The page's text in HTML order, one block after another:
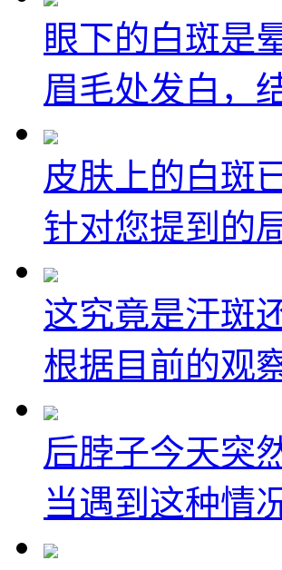
眼下的白斑是
眉毛处发白，
皮肤上的白斑
针对您提到的
这究竟是汗斑
根据目前的观
后脖子今天突
当遇到这种情